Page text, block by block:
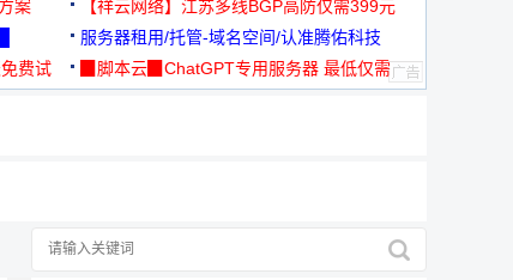
用★
案
【祥云网络】江苏多线BGP高防仅需399元
服务器租用/托管-域名空间/认准腾佑科技
费试
▉脚本云▉ChatGPT专用服务器 最低仅需